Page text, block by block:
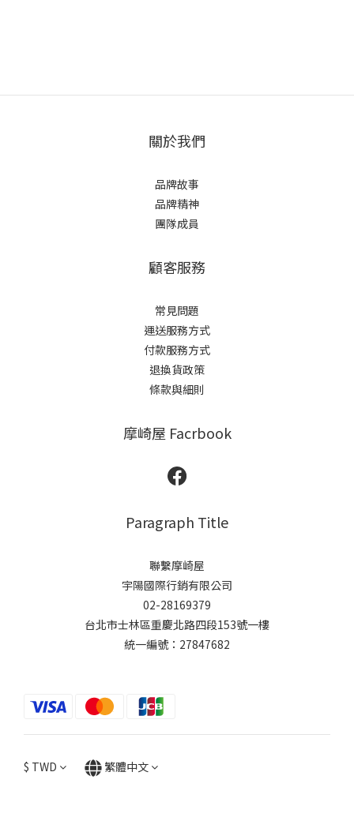
關於我們
品牌故事
品牌精神
團隊成員
顧客服務
常見問題
運送服務方式
付款服務方式
退換貨政策
條款與細則
摩崎屋 Facrbook
Paragraph Title
聯繫摩崎屋
宇陽國際行銷有限公司
02-28169379
台北市士林區重慶北路四段153號一樓
統一編號：27847682
$ TWD 繁體中文